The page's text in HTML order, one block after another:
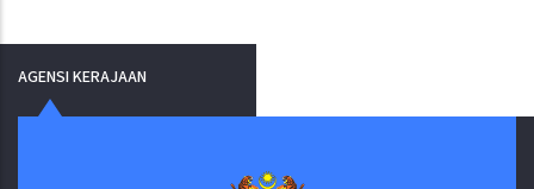
AGENSI KERAJAAN